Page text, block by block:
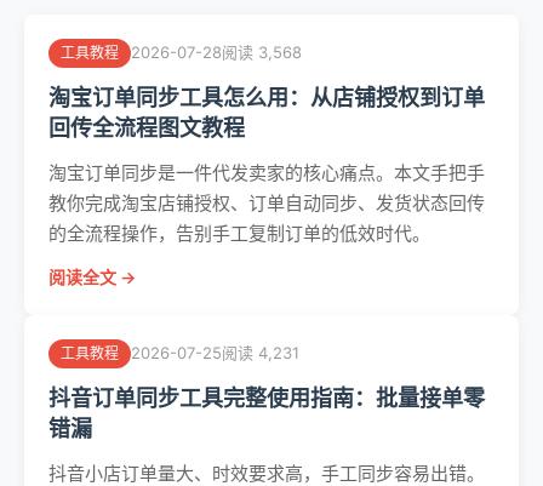
工具教程 2026-07-28阅读 3,568
淘宝订单同步工具怎么用：从店铺授权到订单
回传全流程图文教程
淘宝订单同步是一件代发卖家的核心痛点。本文手把手
教你完成淘宝店铺授权、订单自动同步、发货状态回传
的全流程操作，告别手工复制订单的低效时代。
阅读全文 →
工具教程 2026-07-25阅读 4,231
抖音订单同步工具完整使用指南：批量接单零
错漏
抖音小店订单量大、时效要求高，手工同步容易出错。